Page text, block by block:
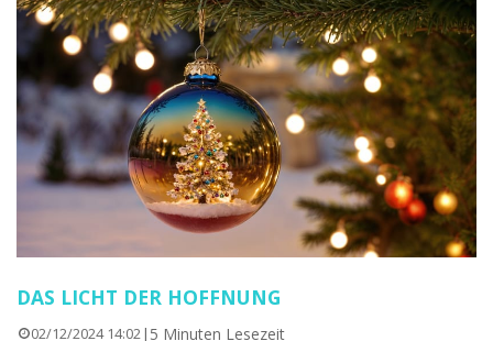
DAS LICHT DER HOFFNUNG
02/12/2024 14:02| 5 Minuten Lesezeit